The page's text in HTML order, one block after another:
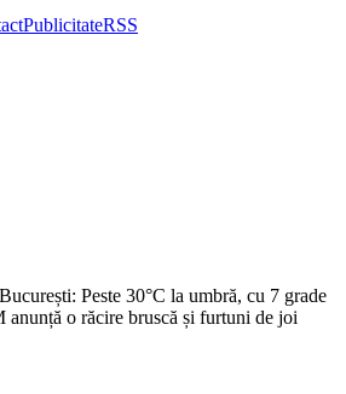
PublicitateRSS
Peste 30°C la umbră, cu 7 grade
anunță o răcire bruscă și furtuni de joi